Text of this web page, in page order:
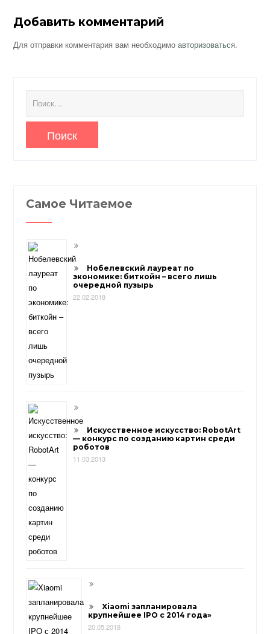
Добавить комментарий
Для отправки комментария вам необходимоавторизоваться.
Самое Читаемое
Нобелевский лауреат по
экономике: биткойн – всего лишь
очередной пузырь
22.02.2018
Искусственное искусство: RobotArt
— конкурс по созданию картин среди
роботов
11.03.2013
Xiaomi запланировала
крупнейшее IPO с 2014 года»
20.05.2018